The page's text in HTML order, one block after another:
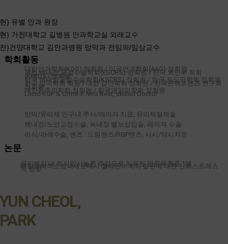
현) 유밸 안과 원장
현) 가천대학교 길병원 안과학교실 외래교수
전)건양대학교 김안과병원 망막과 전임의/임상교수
학회활동
대한안과학회(KOS) 정회원 / 미국안과학회(AAO) 정회원
유럽 백내장 굴절수술학회(ESCRS) 정회원 / 한국 외안부 학회
(KEEDS) 정회원
한국 백내장굴절수술학회(KSCRS) 정회원 / 한국 포도막학회 정회원
한국 망막학회 회원 / 대한 검안학회 정회원 / 한국콘택트렌즈 연구회
정회원
대한정주의학회 정회원 / 한국영양의학회 정회원
Lucid RGP & Ortho-K lens Best, skilled Doctor
망막/유리체 안구내 주사/레이져 치료, 유리체절제술
백내장/노안교정수술, 녹내장 밸브삽입술, 레이져 수술
라식/라섹수술, 렌즈 : 드림렌즈/RGP렌즈, 사시/약시치료
논문
유리체강 내 트리암시놀론 주입으로 치유된 안유육종증 1예
배양망막색소상피세포에서 젤라틴아제의 발현에 대한 산화스트레스
의 영향
YUN CHEOL,
PARK